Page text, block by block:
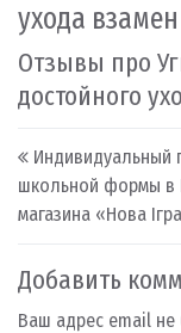
ухода
Отзывы про
достойного
Post
Индивидуальный
школьной формы в
магазина «Нова
Добавить
Ваш адрес email не